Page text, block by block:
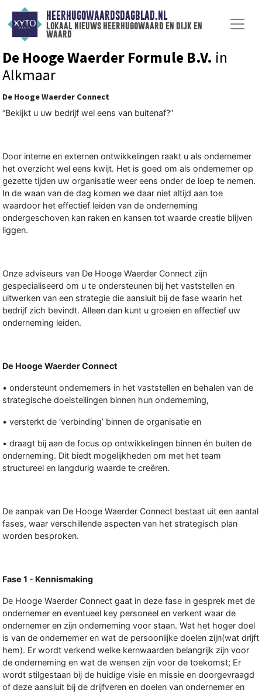
HEERHUGOWAARDSDAGBLAD.NL
lokaal nieuws heerhugowaard en dijk en
waard
De Hooge Waerder Formule B.V. in
Alkmaar
De Hooge Waerder Connect
“Bekijkt u uw bedrijf wel eens van buitenaf?”
Door interne en externen ontwikkelingen raakt u als ondernemer
het overzicht wel eens kwijt. Het is goed om als ondernemer op
gezette tijden uw organisatie weer eens onder de loep te nemen.
In de waan van de dag komen we daar niet altijd aan toe
waardoor het effectief leiden van de onderneming
ondergeschoven kan raken en kansen tot waarde creatie blijven
liggen.
Onze adviseurs van De Hooge Waerder Connect zijn
gespecialiseerd om u te ondersteunen bij het vaststellen en
uitwerken van een strategie die aansluit bij de fase waarin het
bedrijf zich bevindt. Alleen dan kunt u groeien en effectief uw
onderneming leiden.
De Hooge Waerder Connect
• ondersteunt ondernemers in het vaststellen en behalen van de
strategische doelstellingen binnen hun onderneming,
• versterkt de ‘verbinding’ binnen de organisatie en
• draagt bij aan de focus op ontwikkelingen binnen én buiten de
onderneming. Dit biedt mogelijkheden om met het team
structureel en langdurig waarde te creëren.
De aanpak van De Hooge Waerder Connect bestaat uit een aantal
fases, waar verschillende aspecten van het strategisch plan
worden besproken.
Fase 1 - Kennismaking
De Hooge Waerder Connect gaat in deze fase in gesprek met de
ondernemer en eventueel key personeel en verkent waar de
ondernemer en zijn onderneming voor staan. Wat het hoger doel
is van de ondernemer en wat de persoonlijke doelen zijn(wat drijft
hem). Er wordt verkend welke kernwaarden belangrijk zijn voor
de onderneming en wat de wensen zijn voor de toekomst; Er
wordt stilgestaan bij de huidige visie en missie en doorgevraagd
of deze aansluit bij de drijfveren en doelen van ondernemer en